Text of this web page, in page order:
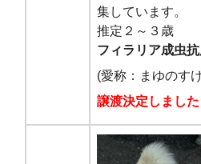
集しています。
推定２～３歳
フィラリア成虫抗
(愛称：まゆのすけ
譲渡決定しました